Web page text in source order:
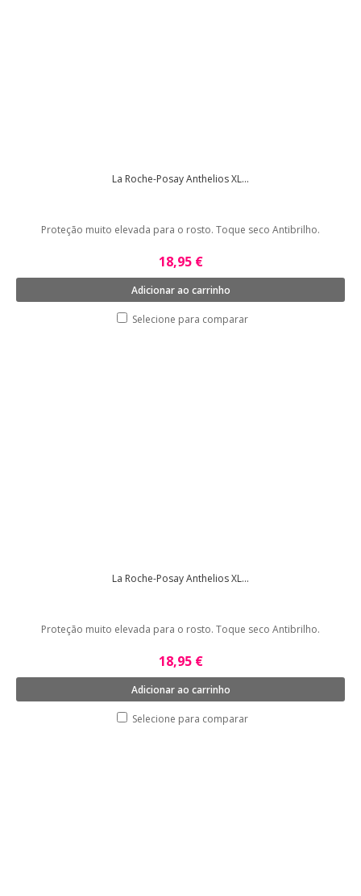
La Roche-Posay Anthelios XL...
Proteção muito elevada para o rosto. Toque seco Antibrilho.
18,95 €
Adicionar ao carrinho
Selecione para comparar
La Roche-Posay Anthelios XL...
Proteção muito elevada para o rosto. Toque seco Antibrilho.
18,95 €
Adicionar ao carrinho
Selecione para comparar